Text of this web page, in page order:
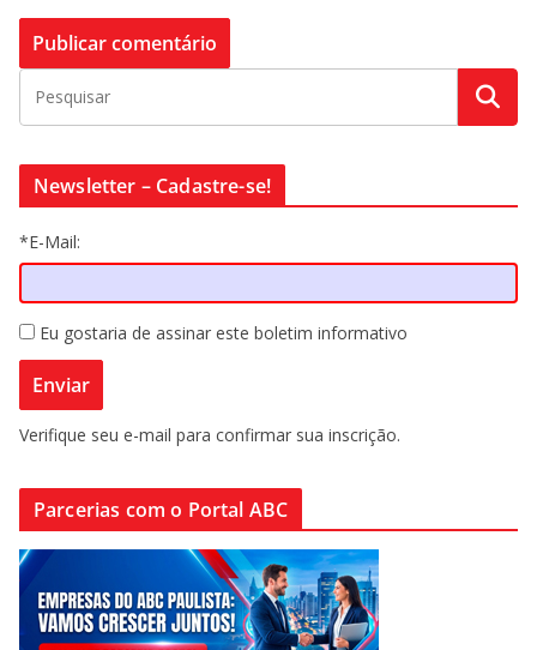
Newsletter – Cadastre-se!
*E-Mail:
Eu gostaria de assinar este boletim informativo
Verifique seu e-mail para confirmar sua inscrição.
Parcerias com o Portal ABC